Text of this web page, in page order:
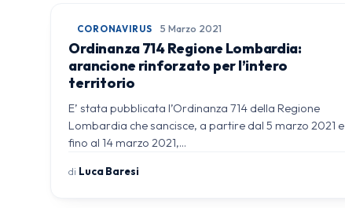
CORONAVIRUS 5 Marzo 2021
Ordinanza 714 Regione Lombardia:
arancione rinforzato per l’intero
territorio
E’ stata pubblicata l’Ordinanza 714 della Regione
Lombardia che sancisce, a partire dal 5 marzo 2021 e
fino al 14 marzo 2021,…
di Luca Baresi